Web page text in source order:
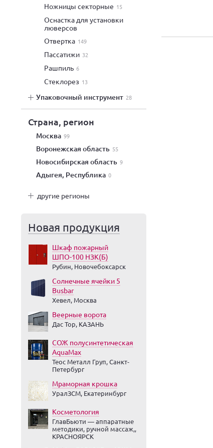
ножницы секторные 15
оснастка для установки
люверсов
отвертка 149
пассатижи 32
рашпиль 6
стеклорез 13
упаковочный инструмент 28
Страна, регион
Москва 99
Воронежская область 55
Новосибирская область 9
Адыгея, Республика 0
другие регионы
Новая продукция
Шкаф пожарный
ШПО-100 НЗК(Б)
Рубин, Новочебоксарск
Солнечные ячейки 5
Busbar
Хевел, Москва
Веерные ворота
Дас Тор, КАЗАНЬ
СОЖ полусинтетическая
AquaMax
Теос Металл Груп, Санкт-
Петербург
Мраморная крошка
УралЗСМ, Екатеринбург
Косметология
ГлавБьюти — аппаратные
методики, ручной массаж,,
КРАСНОЯРСК